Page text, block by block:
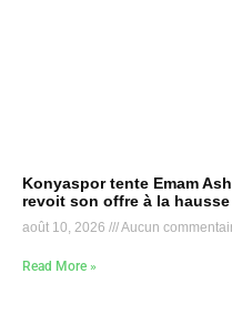
Konyaspor tente Emam
revoit son offre à la
août 10, 2026 Aucun
Read More »